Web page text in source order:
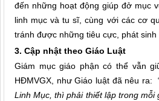
đến những hoạt động giúp đở mục
linh mục và tu sĩ, cùng với các cơ
tránh được những tiêu cực, phát
3. Cập nhật theo Giáo Luật
Giám mục giáo phận có thể vẫn
HĐMVGX, như Giáo luật đã nêu ra:
Linh Mục, thì phải thiết lập trong